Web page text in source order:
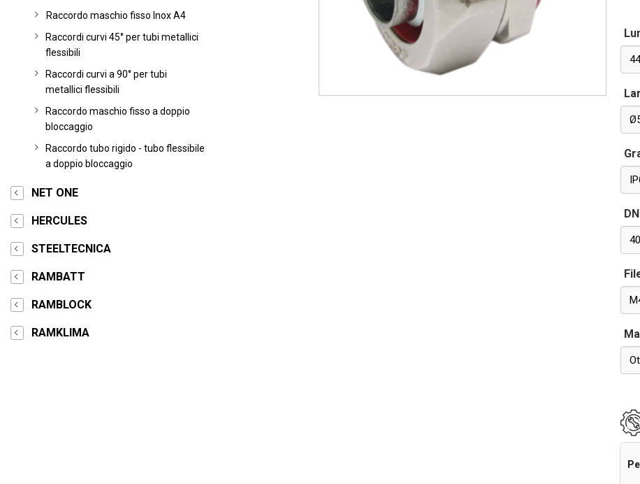
Raccordo maschio fisso Inox A4
Raccordi curvi 45° per tubi metallici
flessibili
Raccordi curvi a 90° per tubi
metallici flessibili
Raccordo maschio fisso a doppio
bloccaggio
Raccordo tubo rigido - tubo flessibile
a doppio bloccaggio
NET ONE
HERCULES
STEELTECNICA
RAMBATT
RAMBLOCK
RAMKLIMA
DN
40